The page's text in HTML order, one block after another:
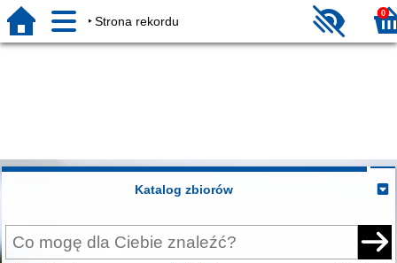
Strona rekordu
0
Katalog zbiorów